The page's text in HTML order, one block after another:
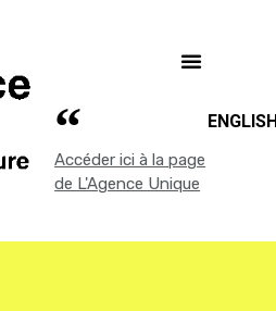
Accéder ici à la page
de L'Agence Unique